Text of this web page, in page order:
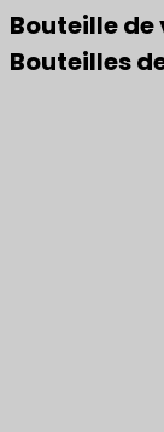
Bouteille de
Bouteilles